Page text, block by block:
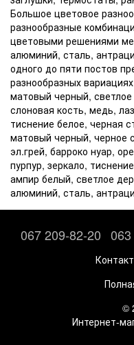
Большое цветовое
разнообразные
цветовыми решениями
алюминий, сталь,
одного до пяти постов
разнообразных
матовый черный,
слоновая кость, медь,
тиснение белое, черная
матовый черный, черное
эл.грей, барроко нуар,
пурпур, зеркало,
ампир белый, светлое
алюминий, сталь,
067 209-82-20
©
Интернет-